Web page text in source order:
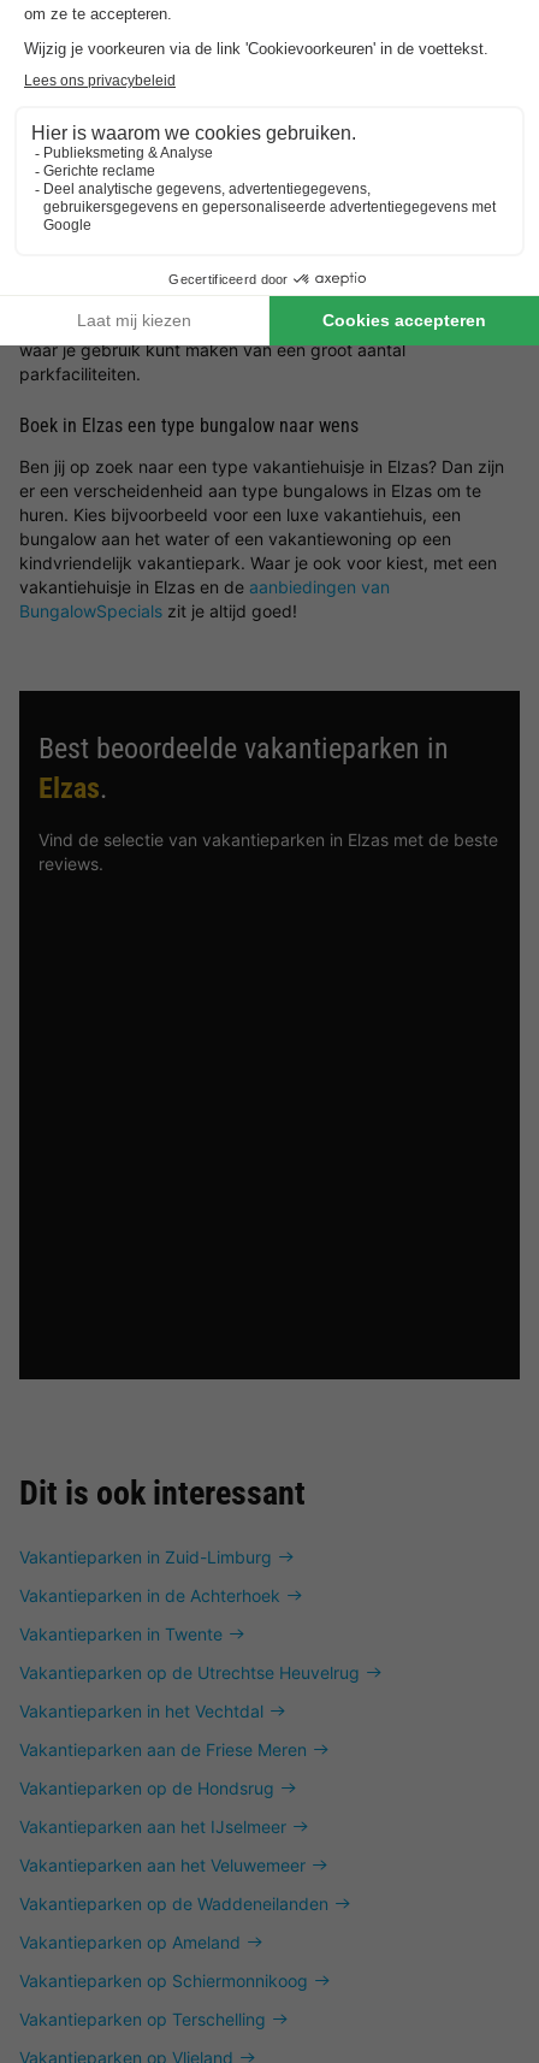
vakantiehuisje.
omgeving wil jij zitten? Laat je inspireren door de mooiste
locaties en vakantiehuizen in Elzas. Kies een
Nederlandof ga in Elzas voor een bungalow en geniet van een
prachtige omgeving waar jij tot rust kunt komen. Bij
BungalowSpecials vind je een groot aanbod aan
bergen of in een rustige omgeving. Het is dus mogelijk om een
vakantiehuis in Elzas te huren met onder andere veel ruimte en
privacy of juist een bungalow in Elzas op eenvakantiepark
waar je gebruik kunt maken van een groot aantal
parkfaciliteiten.
Boek in Elzas een type bungalow naar wens
Ben jij op zoek naar een type vakantiehuisje in Elzas? Dan zijn
er een verscheidenheid aan type bungalows in Elzas om te
huren. Kies bijvoorbeeld voor een luxe vakantiehuis, een
bungalow aan het water of een vakantiewoning op een
kindvriendelijk vakantiepark. Waar je ook voor kiest, met een
vakantiehuisje in Elzas en de aanbiedingen van
BungalowSpecials zit je altijd goed!
Best beoordeelde vakantieparken in
Elzas.
Vind de selectie van vakantieparken in Elzas met de beste
reviews.
Dit is ook interessant
Vakantieparken in Zuid-Limburg
Vakantieparken in de Achterhoek
Vakantieparken in Twente
Vakantieparken op de Utrechtse Heuvelrug
Vakantieparken in het Vechtdal
Vakantieparken aan de Friese Meren
Vakantieparken op de Hondsrug
Vakantieparken aan het IJselmeer
Vakantieparken aan het Veluwemeer
Vakantieparken op de Waddeneilanden
Vakantieparken op Ameland
Vakantieparken op Schiermonnikoog
Vakantieparken op Terschelling
Vakantieparken op Vlieland